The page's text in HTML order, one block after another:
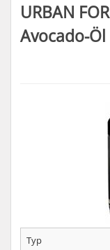
URBAN
Avocado-Öl
Typ